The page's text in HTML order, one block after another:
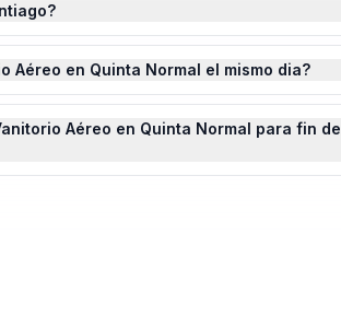
Aéreo en Quinta Normal el mismo dia?
Aéreo en Quinta Normal para fin de